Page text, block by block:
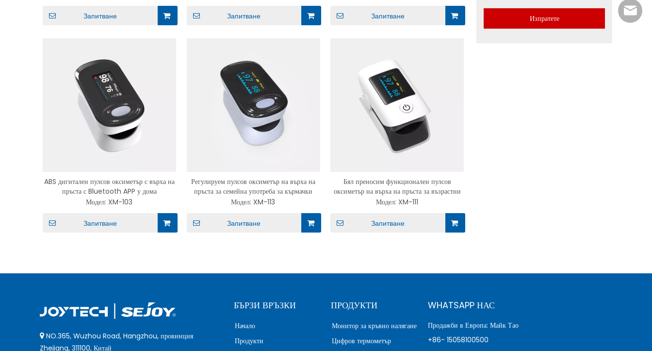
Запитване Запитване Запитване
ABS дигитален пулсов оксиметър с върха на
пръста с Bluetooth APP у дома
Модел: XM-103
Запитване
Регулируем пулсов оксиметър на върха на
пръста за семейна употреба за кърмачки
Модел: XM-113
Запитване
Бял преносим функционален пулсов
оксиметър на върха на пръста за възрастни
Модел: XM-111
Запитване
Изпратете
 NO.365, Wuzhou Road, Hangzhou, провинция
Zhejiang, 311100, Китай
БЪРЗИ ВРЪЗКИ
Начало
Продукти
ПРОДУКТИ
Монитор за кръвно налягане
Цифров термометър
WHATSAPP НАС
Продажби в Европа: Майк Тао
+86- 15058100500